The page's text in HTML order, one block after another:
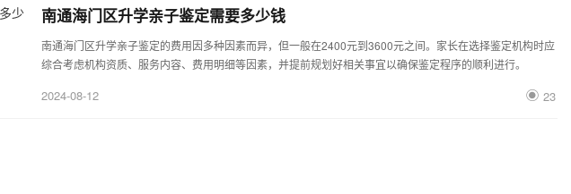
南通海门区升学亲子鉴定需要多少钱
南通海门区升学亲子鉴定的费用因多种因素而异，但一般在2400元到3600元之间。家长在选择鉴定机构时应
综合考虑机构资质、服务内容、费用明细等因素，并提前规划好相关事宜以确保鉴定程序的顺利进行。
2024-08-12 23